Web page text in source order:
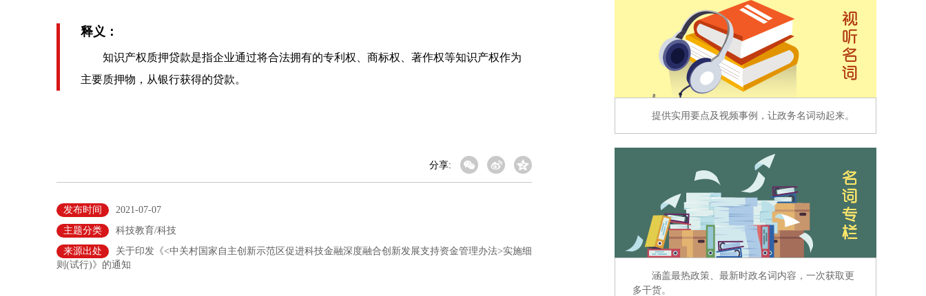
释义：
知识产权质押贷款是指企业通过将合法拥有的专利权、商标权、著作权等知识产权作为
主要质押物，从银行获得的贷款。
分享:
发布时间
2021-07-07
主题分类
科技教育/科技
来源出处
关于印发《<中关村国家自主创新示范区促进科技金融深度融合创新发展支持资金管理办法>实施细
则(试行)》的通知
提供实用要点及视频事例，让政务名词动起来。
涵盖最热政策、最新时政名词内容，一次获取更
多干货。